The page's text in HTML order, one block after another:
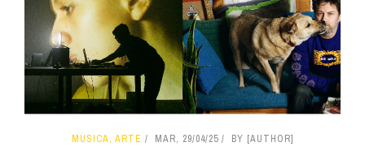
MÚSICA, ARTE MAR, 29/04/25 BY [AUTHOR]